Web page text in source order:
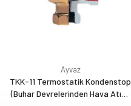
Ayvaz
TKK-11 Termostatik Kondenstop
(Buhar Devrelerinden Hava Atıcı)